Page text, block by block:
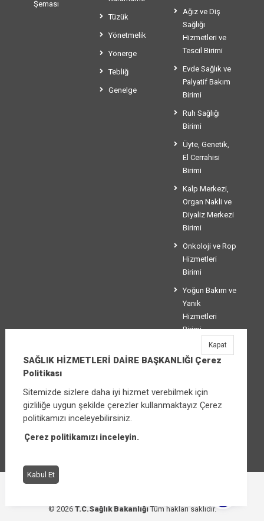
Şeması
Tüzük
Yönetmelik
Yönerge
Tebliğ
Genelge
Ağız ve Diş
Sağlığı
Hizmetleri ve
Tescil Birimi
Evde Sağlık ve
Palyatif Bakım
Birimi
Ruh Sağlığı
Birimi
Üyte, Genetik,
El Cerrahisi
Birimi
Kalp Merkezi,
Organ Nakli ve
Diyaliz Merkezi
Birimi
Onkoloji ve Rop
Hizmetleri
Birimi
Yoğun Bakım ve
Yanık
Hizmetleri
Birimi
Koordinasyon
Birimi
SAĞLIK HİZMETLERİ DAİRE BAŞKANLIĞI
Üniversiteler Mahallesi Şehit Mehmet Bayraktar
Caddesi No:3 Çankaya/Ankara
© 2026 T.C.Sağlık BakanlığıTüm hakları saklıdır.
SAĞLIK HİZMETLERİ DAİRE BAŞKANLIĞI Çerez
Politikası
Sitemizde sizlere daha iyi hizmet verebilmek için
gizliliğe uygun şekilde çerezler kullanmaktayız Çerez
politikamızı inceleyebilirsiniz.
Çerez politikamızı inceleyin.
Kabul Et
Kapat